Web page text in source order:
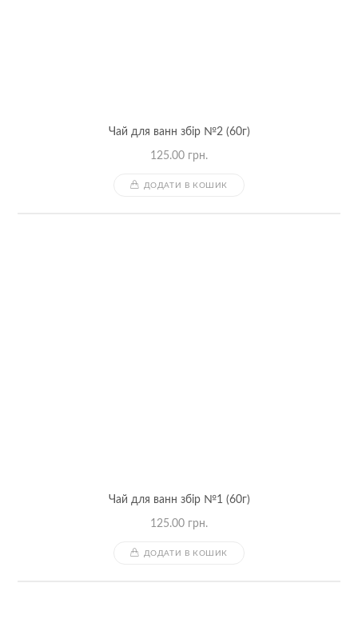
Чай для ванн збір №2 (60г)
125.00 грн.
ДОДАТИ В КОШИК
Чай для ванн збір №1 (60г)
125.00 грн.
ДОДАТИ В КОШИК